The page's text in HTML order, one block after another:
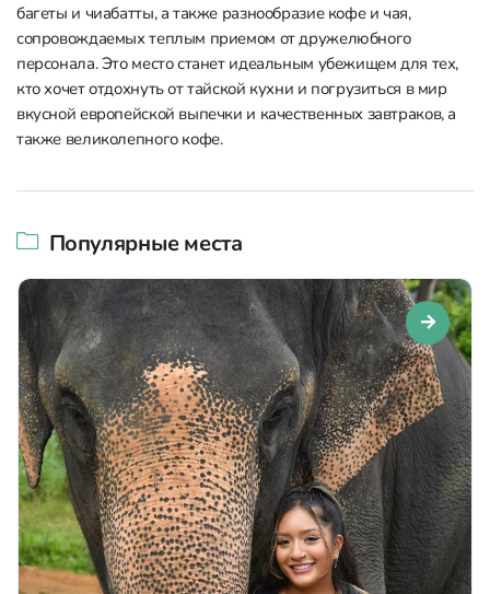
багеты и чиабатты, а также разнообразие кофе и чая,
сопровождаемых теплым приемом от дружелюбного
персонала. Это место станет идеальным убежищем для тех,
кто хочет отдохнуть от тайской кухни и погрузиться в мир
вкусной европейской выпечки и качественных завтраков, а
также великолепного кофе.
Популярные места